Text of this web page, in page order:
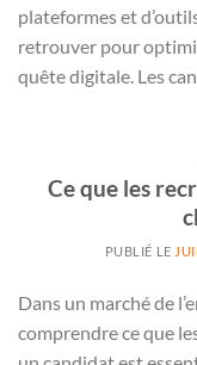
plateformes et
retrouver pour
quête digitale. Les
Ce que les
PUBLIÉ LE
Dans un marché de
comprendre ce que